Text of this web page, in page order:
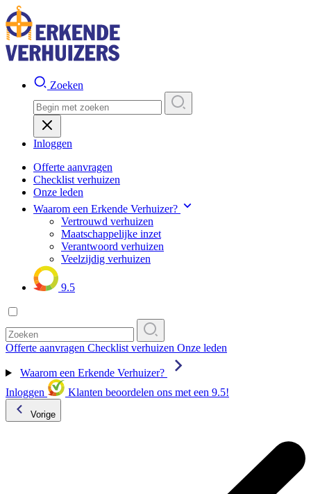
Zoeken
Inloggen
Offerte aanvragen
Checklist verhuizen
Onze leden
Waarom een Erkende Verhuizer?
Vertrouwd verhuizen
Maatschappelijke inzet
Verantwoord verhuizen
Veelzijdig verhuizen
9.5
Offerte aanvragen Checklist verhuizen Onze leden
Waarom een Erkende Verhuizer?
Inloggen
Klanten beoordelen ons met een 9.5!
Vorige